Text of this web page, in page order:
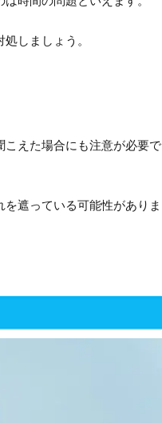
しましょう。
こえた場合にも注意が必要で
遮っている可能性がありま